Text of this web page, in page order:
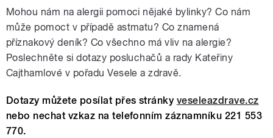
Mohou nám na alergii pomoci nějaké bylinky? Co nám
může pomoct v případě astmatu? Co znamená
příznakový deník? Co všechno má vliv na alergie?
Poslechněte si dotazy posluchačů a rady Kateřiny
Cajthamlové v pořadu Vesele a zdravě.
Dotazy můžete posílat přes stránky veseleazdrave.cz
nebo nechat vzkaz na telefonním záznamníku 221 553
770.